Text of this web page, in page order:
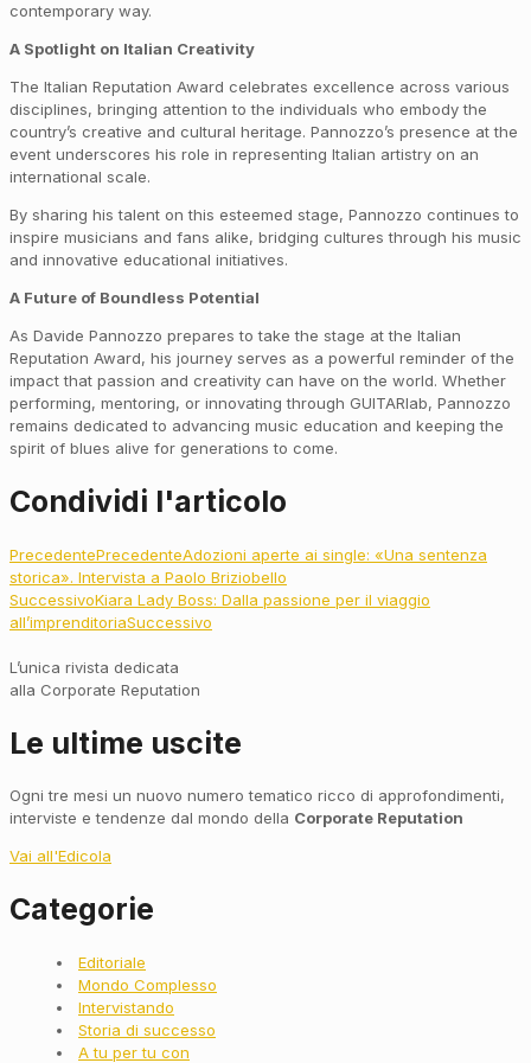
contemporary way.
A Spotlight on Italian Creativity
The Italian Reputation Award celebrates excellence across various
disciplines, bringing attention to the individuals who embody the
country’s creative and cultural heritage. Pannozzo’s presence at the
event underscores his role in representing Italian artistry on an
international scale.
By sharing his talent on this esteemed stage, Pannozzo continues to
inspire musicians and fans alike, bridging cultures through his music
and innovative educational initiatives.
A Future of Boundless Potential
As Davide Pannozzo prepares to take the stage at the Italian
Reputation Award, his journey serves as a powerful reminder of the
impact that passion and creativity can have on the world. Whether
performing, mentoring, or innovating through GUITARlab, Pannozzo
remains dedicated to advancing music education and keeping the
spirit of blues alive for generations to come.
Condividi l'articolo
PrecedentePrecedenteAdozioni aperte ai single: «Una sentenza
storica». Intervista a Paolo Briziobello
SuccessivoKiara Lady Boss: Dalla passione per il viaggio
all’imprenditoriaSuccessivo
L’unica rivista dedicata
alla Corporate Reputation
Le ultime uscite
Ogni tre mesi un nuovo numero tematico ricco di approfondimenti,
interviste e tendenze dal mondo della Corporate Reputation
Vai all'Edicola
Categorie
Editoriale
Mondo Complesso
Intervistando
Storia di successo
A tu per tu con